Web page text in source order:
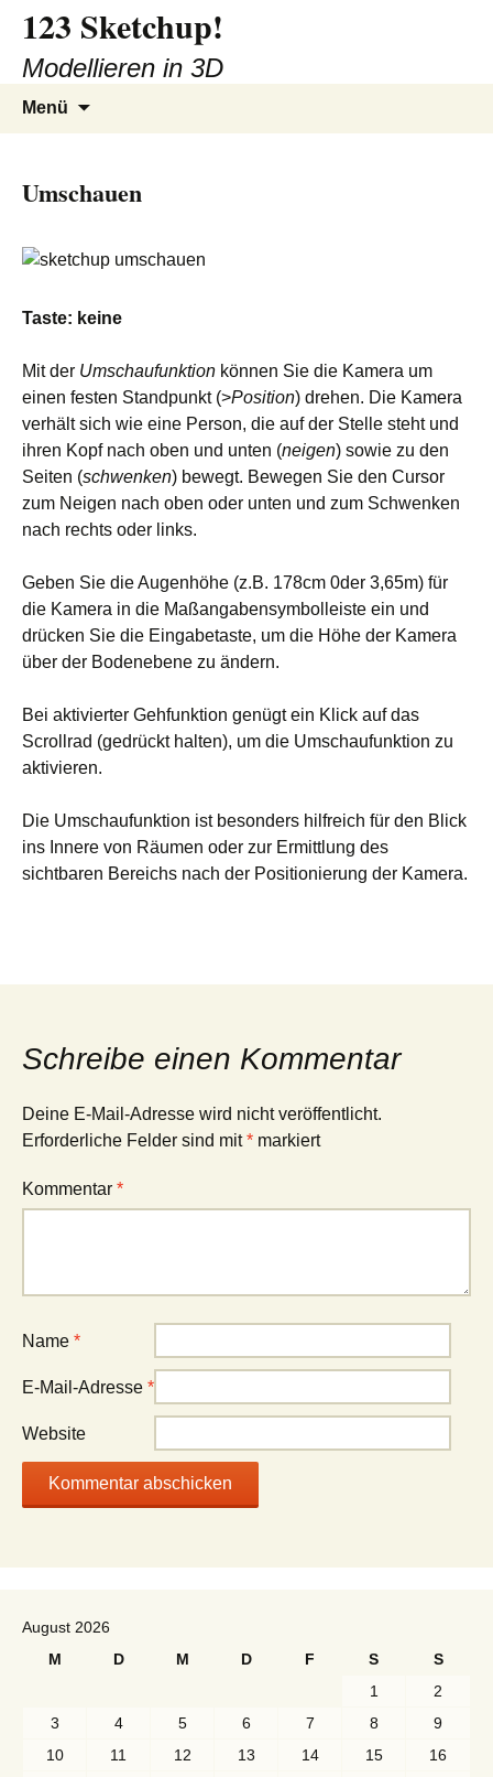
Inhalt
springen
123 Sketchup!
Modellieren in 3D
Menü
Umschauen
Taste: keine
Mit der Umschaufunktion können Sie die Kamera um
einen festen Standpunkt (>Position) drehen. Die Kamera
verhält sich wie eine Person, die auf der Stelle steht und
ihren Kopf nach oben und unten (neigen) sowie zu den
Seiten (schwenken) bewegt. Bewegen Sie den Cursor
zum Neigen nach oben oder unten und zum Schwenken
nach rechts oder links.
Geben Sie die Augenhöhe (z.B. 178cm 0der 3,65m) für
die Kamera in die Maßangabensymbolleiste ein und
drücken Sie die Eingabetaste, um die Höhe der Kamera
über der Bodenebene zu ändern.
Bei aktivierter Gehfunktion genügt ein Klick auf das
Scrollrad (gedrückt halten), um die Umschaufunktion zu
aktivieren.
Die Umschaufunktion ist besonders hilfreich für den Blick
ins Innere von Räumen oder zur Ermittlung des
sichtbaren Bereichs nach der Positionierung der Kamera.
Schreibe einen Kommentar
Deine E-Mail-Adresse wird nicht veröffentlicht.
Erforderliche Felder sind mit* markiert
Kommentar *
Name *
E-Mail-Adresse *
Website
August 2026
M
D M D F S
S
1
2
3
4 5 6 7 8
9
10
11 12 13 14 15
16